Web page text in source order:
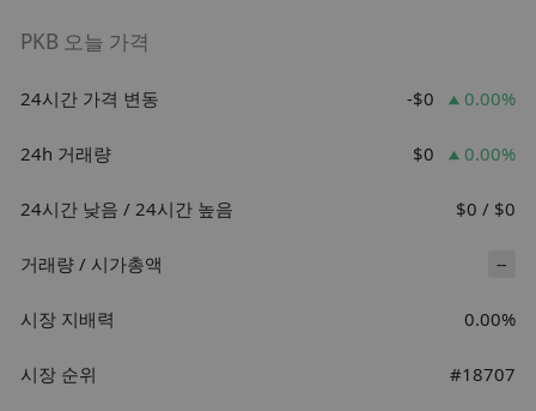
PKB 오늘 가격
24시간 가격 변동 -$0 0.00%
24h 거래량 $0 0.00%
24시간 낮음 / 24시간 높음 $0 / $0
거래량 / 시가총액 --
시장 지배력 0.00%
시장 순위 #18707